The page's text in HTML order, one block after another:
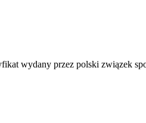
wydany przez polski związek